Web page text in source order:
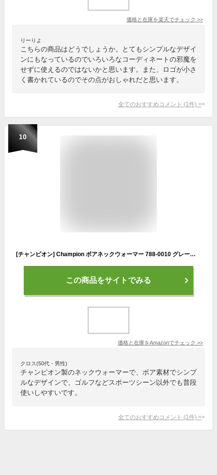
価格と在庫を楽天でチェック >>
りーりよ
こちらの商品はどうでしょうか。とてもシンプルなデザイ
ンにもなっているのでいろいろなコーディネートの邪魔を
せずに使えるのではないかと思います。また、ロゴが小さ
く書かれているのでその点がおしゃれだと思います。
全てのおすすめコメント (1 件) >
10
[チャンピオン] Champion ボアネックウォーマー 788-0010 グレージュ フリー
この商品をサイトでみる
価格と在庫をAmazonでチェック >>
クロス(50代・男性)
チャンピオン製のネックウォーマーで、ボア素材でシンプ
ルなデザインで、ゴルフなどスポーツシーン以外でも普段
使いしやすいです。
全てのおすすめコメント (1 件) >